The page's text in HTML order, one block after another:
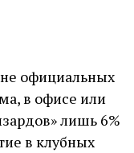
официальных
в офисе или
лишь 6%
в клубных